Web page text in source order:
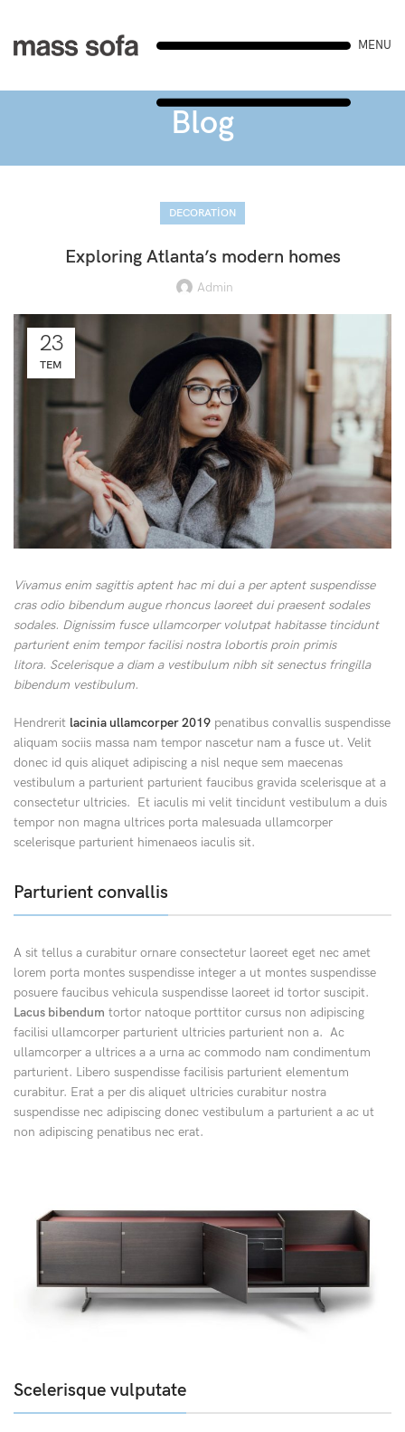
MENU
Blog
DECORATION
Exploring Atlanta’s modern homes
Admin
23
TEM
Vivamus enim sagittis aptent hac mi dui a per aptent suspendisse
cras odio bibendum augue rhoncus laoreet dui praesent sodales
sodales. Dignissim fusce ullamcorper volutpat habitasse tincidunt
parturient enim tempor facilisi nostra lobortis proin primis
litora. Scelerisque a diam a vestibulum nibh sit senectus fringilla
bibendum vestibulum.
Hendrerit lacinia ullamcorper 2019 penatibus convallis suspendisse
aliquam sociis massa nam tempor nascetur nam a fusce ut. Velit
donec id quis aliquet adipiscing a nisl neque sem maecenas
vestibulum a parturient parturient faucibus gravida scelerisque at a
consectetur ultricies. Et iaculis mi velit tincidunt vestibulum a duis
tempor non magna ultrices porta malesuada ullamcorper
scelerisque parturient himenaeos iaculis sit.
Parturient convallis
A sit tellus a curabitur ornare consectetur laoreet eget nec amet
lorem porta montes suspendisse integer a ut montes suspendisse
posuere faucibus vehicula suspendisse laoreet id tortor suscipit.
Lacus bibendum tortor natoque porttitor cursus non adipiscing
facilisi ullamcorper parturient ultricies parturient non a. Ac
ullamcorper a ultrices a a urna ac commodo nam condimentum
parturient. Libero suspendisse facilisis parturient elementum
curabitur. Erat a per dis aliquet ultricies curabitur nostra
suspendisse nec adipiscing donec vestibulum a parturient a ac ut
non adipiscing penatibus nec erat.
Scelerisque vulputate